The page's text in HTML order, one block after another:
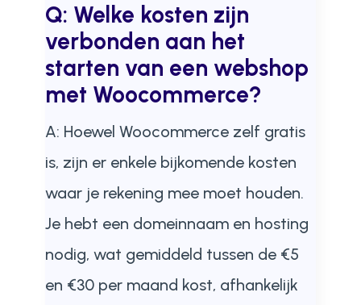
Q: Welke kosten zijn
verbonden aan het
starten van een webshop
met Woocommerce?
A: Hoewel Woocommerce zelf gratis
is, zijn er enkele bijkomende kosten
waar je rekening mee moet houden.
Je hebt een domeinnaam en hosting
nodig, wat gemiddeld tussen de €5
en €30 per maand kost, afhankelijk